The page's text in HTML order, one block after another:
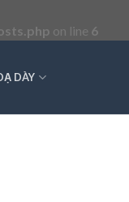
on line 6
DÀY